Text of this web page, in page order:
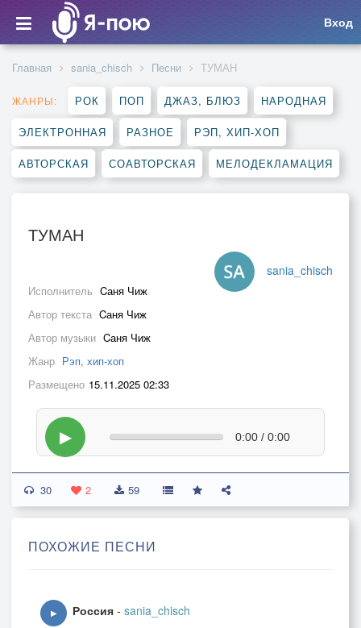
Вход
Главная sania_chisch Песни ТУМАН
ЖАНРЫ: РОК ПОП ДЖАЗ, БЛЮЗ НАРОДНАЯ
ЭЛЕКТРОННАЯ РАЗНОЕ РЭП, ХИП-ХОП
АВТОРСКАЯ СОАВТОРСКАЯ МЕЛОДЕКЛАМАЦИЯ
ТУМАН
sania_chisch
Исполнитель Cаня Чиж
Автор текста Cаня Чиж
Автор музыки Cаня Чиж
Жанр Рэп, хип-хоп
Размещено 15.11.2025 02:33
▶ 0:00 / 0:00
30 2 59
ПОХОЖИЕ ПЕСНИ
▶ Россия - sania_chisch